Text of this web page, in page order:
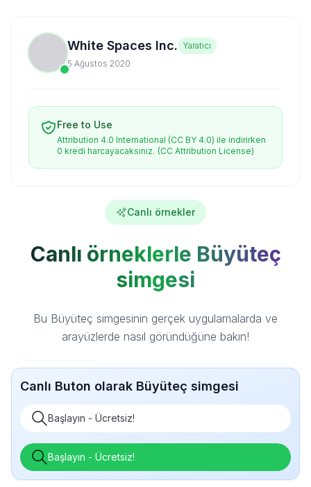
White Spaces Inc. Yaratıcı
5 Ağustos 2020
Free to Use
Attribution 4.0 International (CC BY 4.0) ile indirirken
0 kredi harcayacaksınız. (CC Attribution License)
Canlı örnekler
Canlı örneklerle Büyüteç
simgesi
Bu Büyüteç simgesinin gerçek uygulamalarda ve
arayüzlerde nasıl göründüğüne bakın!
Canlı Buton olarak Büyüteç simgesi
Başlayın - Ücretsiz!
Başlayın - Ücretsiz!